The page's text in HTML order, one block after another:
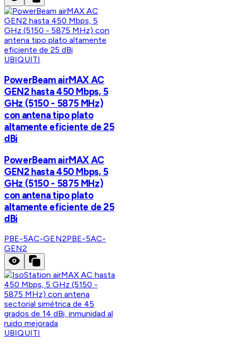
UBIQUITI
PowerBeam airMAX AC
GEN2 hasta 450 Mbps, 5
GHz (5150 - 5875 MHz)
con antena tipo plato
altamente eficiente de 25
dBi
PowerBeam airMAX AC
GEN2 hasta 450 Mbps, 5
GHz (5150 - 5875 MHz)
con antena tipo plato
altamente eficiente de 25
dBi
PBE-5AC-GEN2PBE-5AC-
GEN2
UBIQUITI